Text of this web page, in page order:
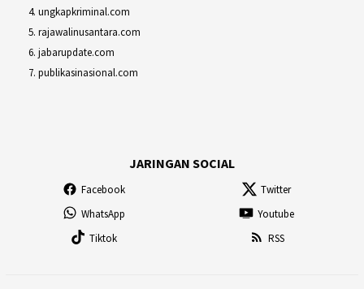
ungkapkriminal.com
rajawalinusantara.com
jabarupdate.com
publikasinasional.com
JARINGAN SOCIAL
Facebook
Twitter
WhatsApp
Youtube
Tiktok
RSS